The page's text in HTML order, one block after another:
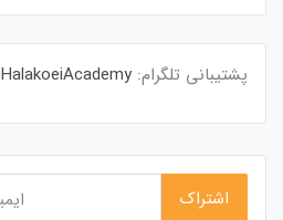
پشتیبانی تلگرام: HalakoeiAcademy@